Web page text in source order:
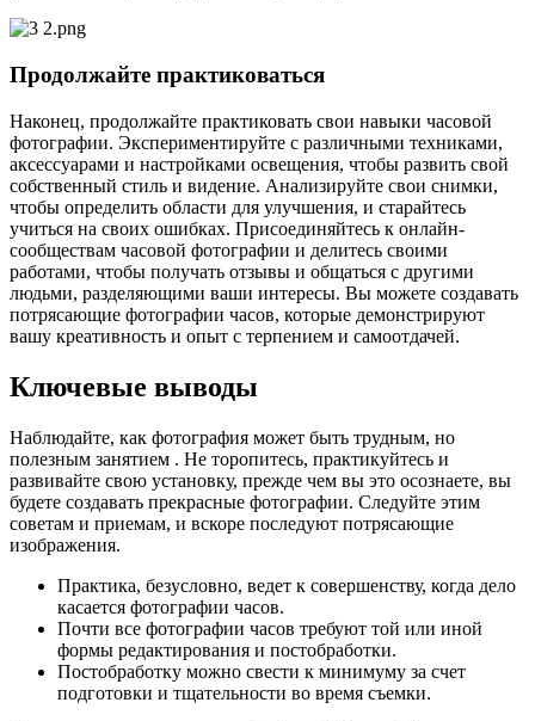
Продолжайте практиковаться
Наконец, продолжайте практиковать свои навыки часовой
фотографии. Экспериментируйте с различными техниками,
аксессуарами и настройками освещения, чтобы развить свой
собственный стиль и видение. Анализируйте свои снимки,
чтобы определить области для улучшения, и старайтесь
учиться на своих ошибках. Присоединяйтесь к онлайн-
сообществам часовой фотографии и делитесь своими
работами, чтобы получать отзывы и общаться с другими
людьми, разделяющими ваши интересы. Вы можете создавать
потрясающие фотографии часов, которые демонстрируют
вашу креативность и опыт с терпением и самоотдачей.
Ключевые выводы
Наблюдайте, как фотография может быть трудным, но
полезным занятием . Не торопитесь, практикуйтесь и
развивайте свою установку, прежде чем вы это осознаете, вы
будете создавать прекрасные фотографии. Следуйте этим
советам и приемам, и вскоре последуют потрясающие
изображения.
Практика, безусловно, ведет к совершенству, когда дело
касается фотографии часов.
Почти все фотографии часов требуют той или иной
формы редактирования и постобработки.
Постобработку можно свести к минимуму за счет
подготовки и тщательности во время съемки.